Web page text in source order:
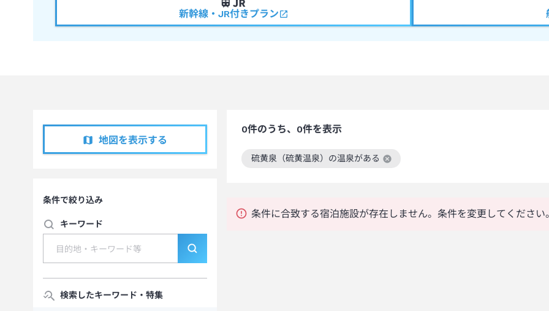
新幹線・JR付きプラン
地図を表示する
条件で絞り込み
キーワード
検索したキーワード・特集
0件のうち、0件を表示
硫黄泉（硫黄温泉）の温泉がある
この絞り込み条件を解除
条件に合致する宿泊施設が存在しません。条件を変更してください